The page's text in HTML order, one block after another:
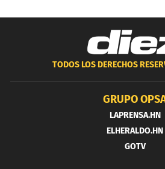
TODOS LOS DERECHOS
GRUPO
LAPRENSA.HN
ELHERALDO.HN
GOTV